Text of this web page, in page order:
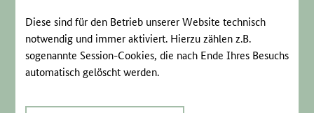
Diese sind für den Betrieb unserer Website technisch
notwendig und immer aktiviert. Hierzu zählen z.B.
sogenannte Session-Cookies, die nach Ende Ihres Besuchs
automatisch gelöscht werden.